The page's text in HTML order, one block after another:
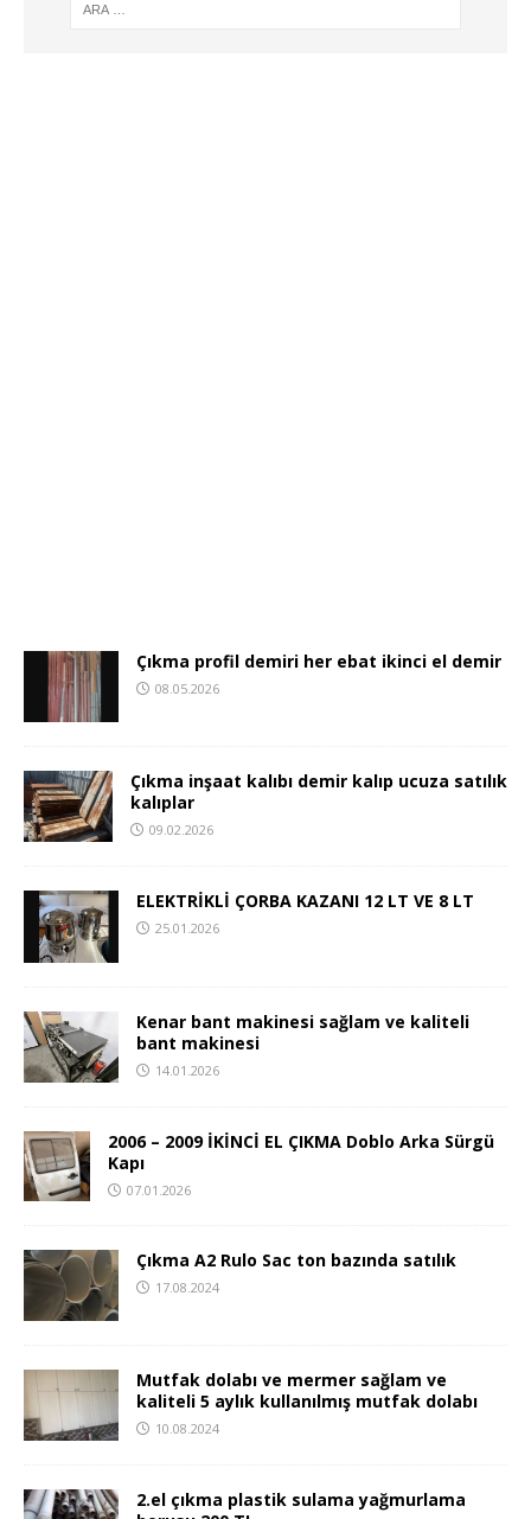
Çıkma profil demiri her ebat ikinci el demir
08.05.2026
Çıkma inşaat kalıbı demir kalıp ucuza satılık
kalıplar
09.02.2026
ELEKTRİKLİ ÇORBA KAZANI 12 LT VE 8 LT
25.01.2026
Kenar bant makinesi sağlam ve kaliteli
bant makinesi
14.01.2026
2006 – 2009 İKİNCİ EL ÇIKMA Doblo Arka Sürgü
Kapı
07.01.2026
Çıkma A2 Rulo Sac ton bazında satılık
17.08.2024
Mutfak dolabı ve mermer sağlam ve
kaliteli 5 aylık kullanılmış mutfak dolabı
10.08.2024
2.el çıkma plastik sulama yağmurlama